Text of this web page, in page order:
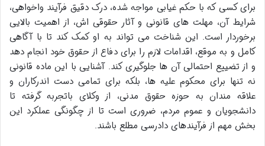
برای کسی که با حکم غیابی مواجه شده، درک دقیق فرآیند واخواهی،
شرایط آن، مهلت های قانونی و آثار حقوقی اش، از اهمیت بالایی
برخوردار است. این شناخت می تواند به او کمک کند تا با آگاهی
کامل و به موقع، اقدامات لازم را برای دفاع از حقوق خود انجام دهد
و از تضییع احتمالی آن ها جلوگیری کند. آشنایی با این ماده قانونی
نه تنها برای محکوم علیه ها، بلکه برای تمامی دست اندرکاران و
علاقه مندان به حوزه حقوق مدنی، از وکلای باتجربه گرفته تا
دانشجویان و عموم مردم، ضروری است تا از چگونگی عملکرد این
بخش مهم از فرآیندهای دادرسی مطلع باشند.